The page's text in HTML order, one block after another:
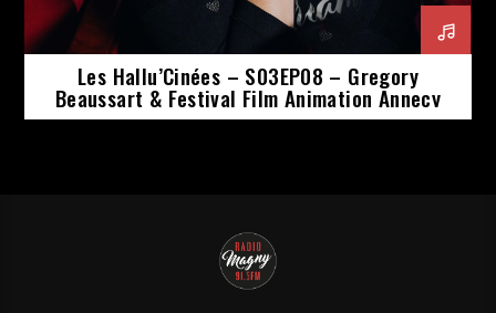
Les Hallu’Cinées – S03EP08 – Gregory
Beaussart & Festival Film Animation Annecy